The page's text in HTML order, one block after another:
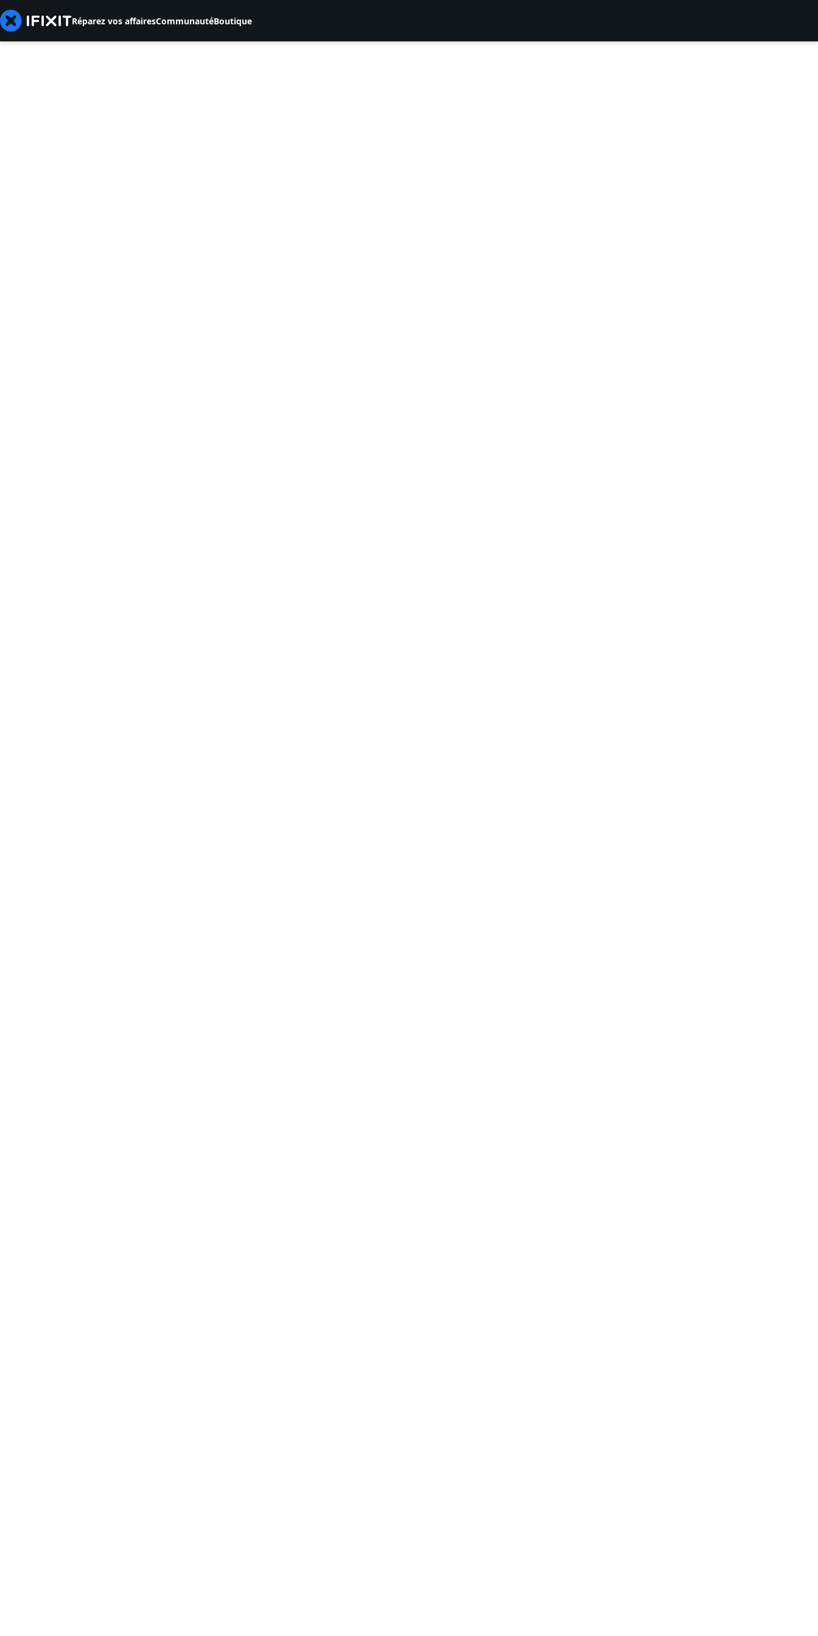
Réparez vos affairesCommunautéBoutique